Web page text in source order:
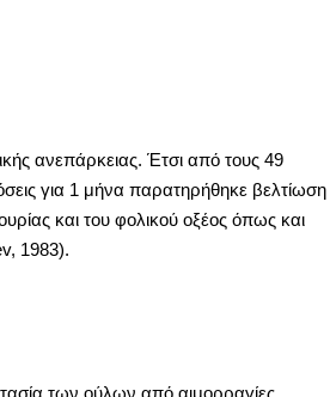
ανεπάρκειας. Έτσι από τους 49
για 1 μήνα παρατηρήθηκε βελτίωση
και του φολικού οξέος όπως και
1983).
των ούλων από αιμορραγίες.